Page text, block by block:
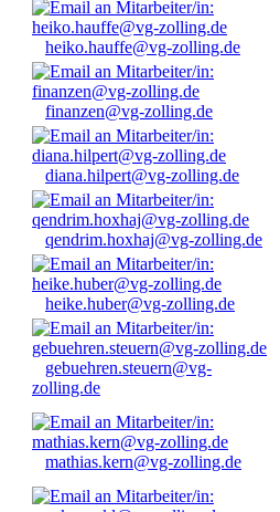
heiko.hauffe@vg-zolling.de
finanzen@vg-zolling.de
diana.hilpert@vg-zolling.de
qendrim.hoxhaj@vg-zolling.de
heike.huber@vg-zolling.de
gebuehren.steuern@vg-
zolling.de
mathias.kern@vg-zolling.de